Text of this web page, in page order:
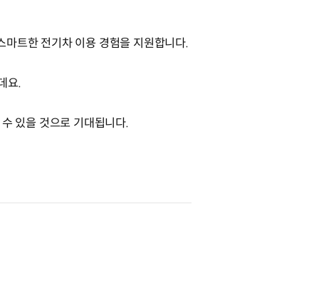
마트한 전기차 이용 경험을 지원합니다.
요.
있을 것으로 기대됩니다.